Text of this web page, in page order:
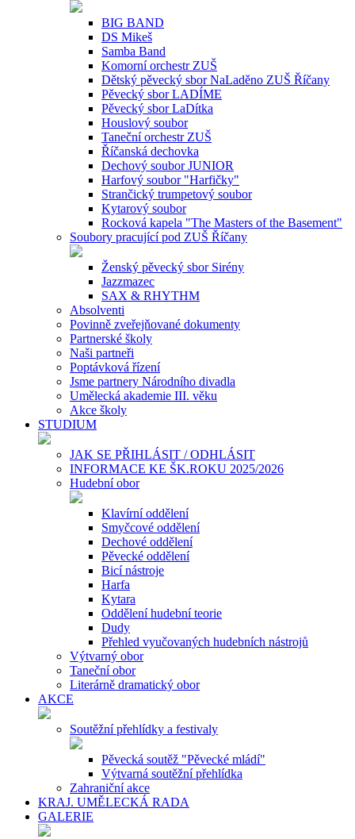
BIG BAND
DS Mikeš
Samba Band
Komorní orchestr ZUŠ
Dětský pěvecký sbor NaLaděno ZUŠ Říčany
Pěvecký sbor LADÍME
Pěvecký sbor LaDítka
Houslový soubor
Taneční orchestr ZUŠ
Říčanská dechovka
Dechový soubor JUNIOR
Harfový soubor "Harfičky"
Strančický trumpetový soubor
Kytarový soubor
Rocková kapela "The Masters of the Basement"
Soubory pracující pod ZUŠ Říčany
Ženský pěvecký sbor Sirény
Jazzmazec
SAX & RHYTHM
Absolventi
Povinně zveřejňované dokumenty
Partnerské školy
Naši partneři
Poptávková řízení
Jsme partnery Národního divadla
Umělecká akademie III. věku
Akce školy
STUDIUM
JAK SE PŘIHLÁSIT / ODHLÁSIT
INFORMACE KE ŠK.ROKU 2025/2026
Hudební obor
Klavírní oddělení
Smyčcové oddělení
Dechové oddělení
Pěvecké oddělení
Bicí nástroje
Harfa
Kytara
Oddělení hudební teorie
Dudy
Přehled vyučovaných hudebních nástrojů
Výtvarný obor
Taneční obor
Literárně dramatický obor
AKCE
Soutěžní přehlídky a festivaly
Pěvecká soutěž "Pěvecké mládí"
Výtvarná soutěžní přehlídka
Zahraniční akce
KRAJ. UMĚLECKÁ RADA
GALERIE